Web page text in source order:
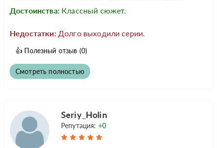
Достоинства: Классный сюжет.
Недостатки: Долго выходили серии.
👍 Полезный отзыв (0)
Смотреть полностью
Seriy_Holin
Репутация: +0